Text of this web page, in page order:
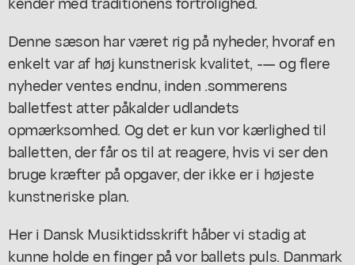
Denne sæson har været rig på nyheder, hvoraf en
enkelt var af høj kunstnerisk kvalitet, -— og flere
nyheder ventes endnu, inden .sommerens
balletfest atter påkalder udlandets
opmærksomhed. Og det er kun vor kærlighed til
balletten, der får os til at reagere, hvis vi ser den
bruge kræfter på opgaver, der ikke er i højeste
kunstneriske plan.
Her i Dansk Musiktidsskrift håber vi stadig at
kunne holde en finger på vor ballets puls. Danmark